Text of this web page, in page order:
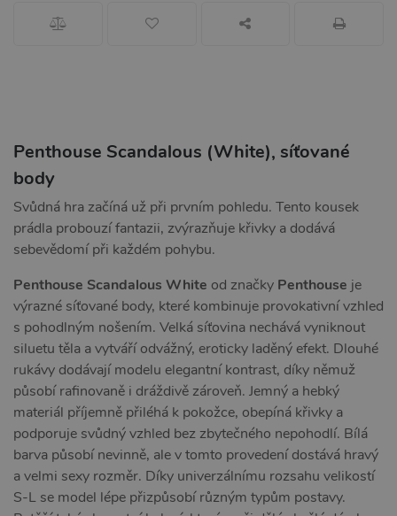
Penthouse Scandalous (White), síťované
body
Svůdná hra začíná už při prvním pohledu. Tento kousek
prádla probouzí fantazii, zvýrazňuje křivky a dodává
sebevědomí při každém pohybu.
Penthouse Scandalous White od značky Penthouse je
výrazné síťované body, které kombinuje provokativní vzhled
s pohodlným nošením. Velká síťovina nechává vyniknout
siluetu těla a vytváří odvážný, eroticky laděný efekt. Dlouhé
rukávy dodávají modelu elegantní kontrast, díky němuž
působí rafinovaně i dráždivě zároveň. Jemný a hebký
materiál příjemně přiléhá k pokožce, obepíná křivky a
podporuje svůdný vzhled bez zbytečného nepohodlí. Bílá
barva působí nevinně, ale v tomto provedení dostává hravý
a velmi sexy rozměr. Díky univerzálnímu rozsahu velikostí
S-L se model lépe přizpůsobí různým typům postavy.